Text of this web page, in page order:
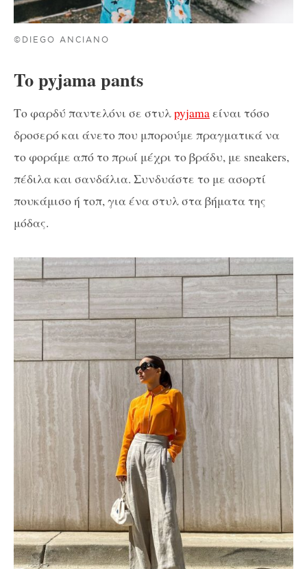
©DIEGO ANCIANO
To pyjama pants
Το φαρδύ παντελόνι σε στυλpyjamaείναι τόσο
δροσερό και άνετο που μπορούμε πραγματικά να
το φοράμε από το πρωί μέχρι το βράδυ, με sneakers,
πέδιλα και σανδάλια. Συνδυάστε το με ασορτί
πουκάμισο ή τοπ, για ένα στυλ στα βήματα της
μόδας.